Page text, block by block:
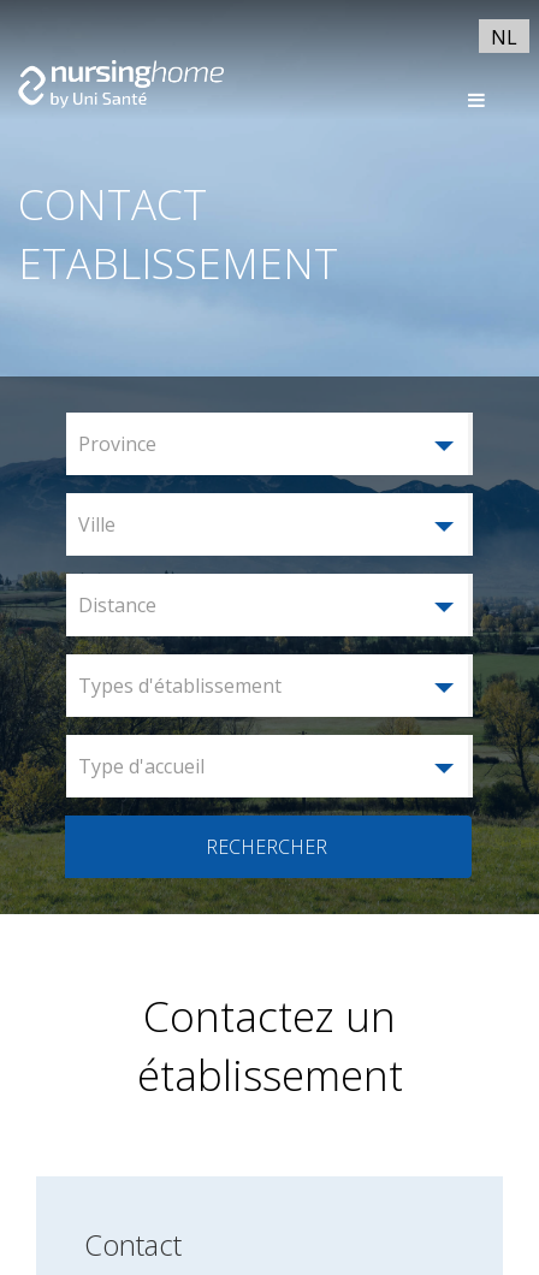
NL
CONTACT
ETABLISSEMENT
Province
Ville
Distance
Types d'établissement
Type d'accueil
RECHERCHER
Contactez un
établissement
Contact